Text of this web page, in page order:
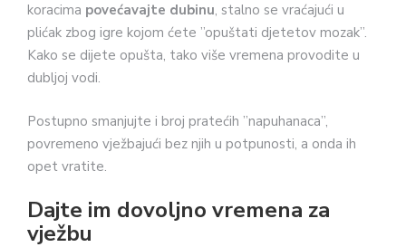
koracima povećavajte dubinu, stalno se vraćajući u
plićak zbog igre kojom ćete ”opuštati djetetov mozak”.
Kako se dijete opušta, tako više vremena provodite u
dubljoj vodi.
Postupno smanjujte i broj pratećih ”napuhanaca”,
povremeno vježbajući bez njih u potpunosti, a onda ih
opet vratite.
Dajte im dovoljno vremena za
vježbu